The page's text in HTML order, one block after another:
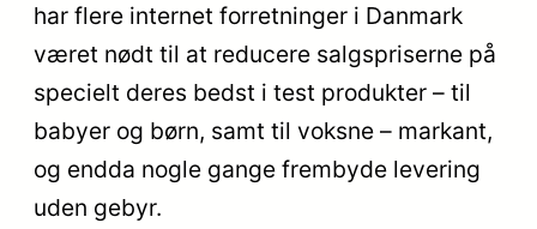
har flere internet forretninger i Danmark
været nødt til at reducere salgspriserne på
specielt deres bedst i test produkter – til
babyer og børn, samt til voksne – markant,
og endda nogle gange frembyde levering
uden gebyr.